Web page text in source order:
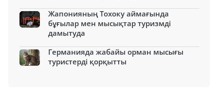
Жапонияның Тохоку аймағында
бұғылар мен мысықтар туризмді
дамытуда
Германияда жабайы орман мысығы
туристерді қорқытты